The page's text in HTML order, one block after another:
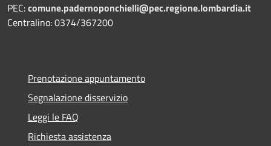
PEC:comune.padernoponchielli@pec.regione.lombardia.it
Centralino: 0374/367200
Prenotazione appuntamento
Segnalazione disservizio
Leggi le FAQ
Richiesta assistenza